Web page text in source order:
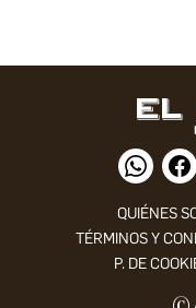
QUIÉNES
TÉRMINOS Y
P. DE